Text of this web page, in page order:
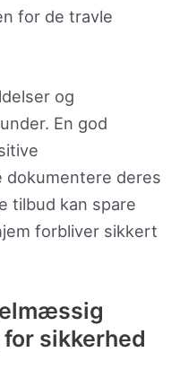
for de travle
og
En god
dokumentere deres
tilbud kan spare
forbliver sikkert
sikkerhed